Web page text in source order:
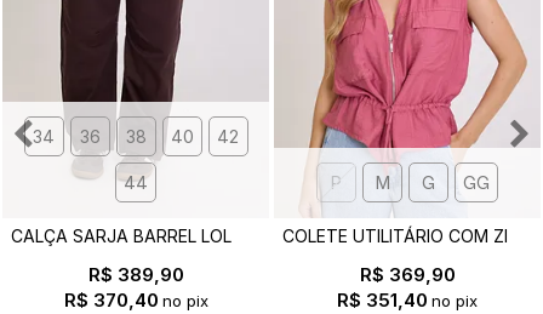
34 36 38 40 42
44
R$ 389,90
R$ 370,40 no pix
P M G GG
R$ 369,90
R$ 351,40 no pix